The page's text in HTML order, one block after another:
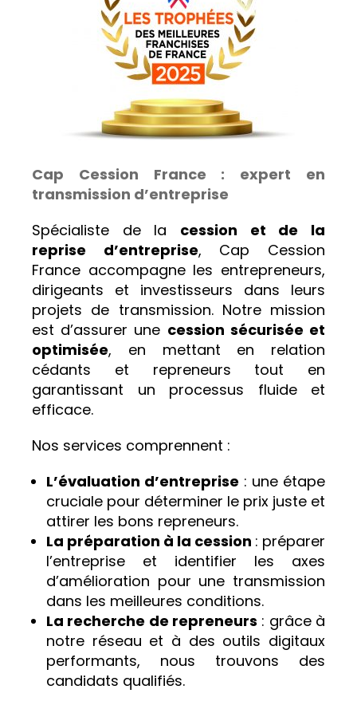
Cap Cession France : expert en
transmission d’entreprise
Spécialiste de la cession et de la
reprise d’entreprise, Cap Cession
France accompagne les entrepreneurs,
dirigeants et investisseurs dans leurs
projets de transmission. Notre mission
est d’assurer une cession sécurisée et
optimisée, en mettant en relation
cédants et repreneurs tout en
garantissant un processus fluide et
efficace.
Nos services comprennent :
L’évaluation d’entreprise : une étape
cruciale pour déterminer le prix juste et
attirer les bons repreneurs.
La préparation à la cession : préparer
l’entreprise et identifier les axes
d’amélioration pour une transmission
dans les meilleures conditions.
La recherche de repreneurs : grâce à
notre réseau et à des outils digitaux
performants, nous trouvons des
candidats qualifiés.